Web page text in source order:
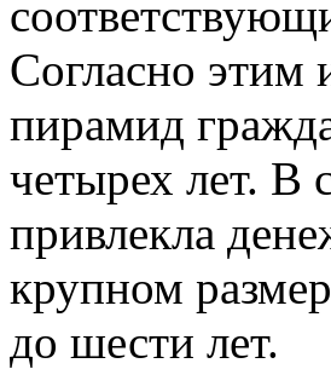
Согласно этим
пирамид
четырех лет. В
привлекла
крупном
до шести лет.